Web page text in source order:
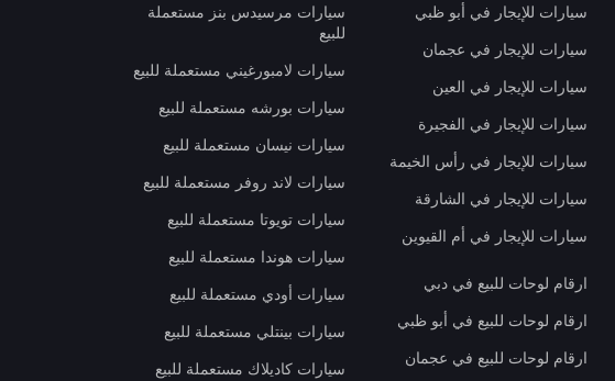
سيارات للإيجار في أبو ظبي
سيارات للإيجار في عجمان
سيارات للإيجار في العين
سيارات للإيجار في الفجيرة
سيارات للإيجار في رأس الخيمة
سيارات للإيجار في الشارقة
سيارات للإيجار في أم القيوين
ارقام لوحات للبيع في دبي
ارقام لوحات للبيع في أبو ظبي
ارقام لوحات للبيع في عجمان
سيارات مرسيدس بنز مستعملة
للبيع
سيارات لامبورغيني مستعملة للبيع
سيارات بورشه مستعملة للبيع
سيارات نيسان مستعملة للبيع
سيارات لاند روفر مستعملة للبيع
سيارات تويوتا مستعملة للبيع
سيارات هوندا مستعملة للبيع
سيارات أودي مستعملة للبيع
سيارات بينتلي مستعملة للبيع
سيارات كاديلاك مستعملة للبيع